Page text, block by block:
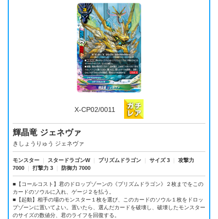
X-CP02/0011
輝晶竜 ジェネヴァ
きしょうりゅう ジェネヴァ
モンスター ｜ スタードラゴンW ｜ プリズムドラゴン ｜ サイズ 3 ｜
攻撃力
7000
｜ 打撃力 3 ｜ 防御力 7000
■【コールコスト】君のドロップゾーンの《プリズムドラゴン》２枚までをこの
カードのソウルに入れ、ゲージ２を払う。
■【起動】相手の場のモンスター１枚を選び、このカードのソウル１枚をドロッ
プゾーンに置いてよい。置いたら、選んだカードを破壊し、破壊したモンスター
のサイズの数値分、君のライフを回復する。